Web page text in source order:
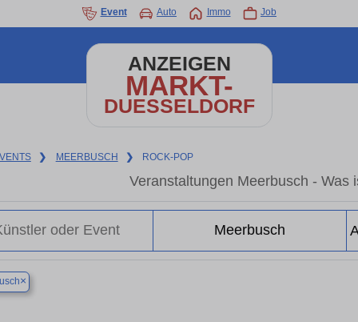
Event Auto Immo Job
ANZEIGEN
MARKT-
DUESSELDORF
❯ MEERBUSCH ❯ ROCK-POP
Veranstaltungen Meerbusch - Was
×